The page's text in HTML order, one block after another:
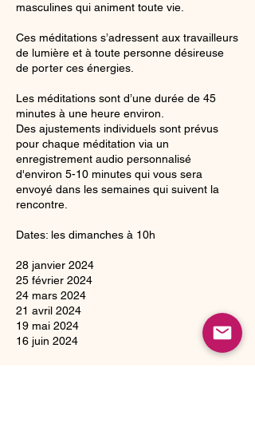
masculines qui animent toute vie.
Ces méditations s’adressent aux travailleurs
de lumière et à toute personne désireuse
de porter ces énergies.
Les méditations sont d’une durée de 45
minutes à une heure environ.
Des ajustements individuels sont prévus
pour chaque méditation via un
enregistrement audio personnalisé
d'environ 5-10 minutes qui vous sera
envoyé dans les semaines qui suivent la
rencontre.
Dates: les dimanches à 10h
28 janvier 2024
25 février 2024
24 mars 2024
21 avril 2024
19 mai 2024
16 juin 2024